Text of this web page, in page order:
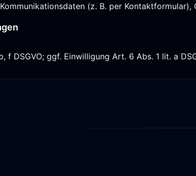
(z. B. per
f DSGVO; ggf. Einwilligung Art. 6 Abs. 1 lit. a